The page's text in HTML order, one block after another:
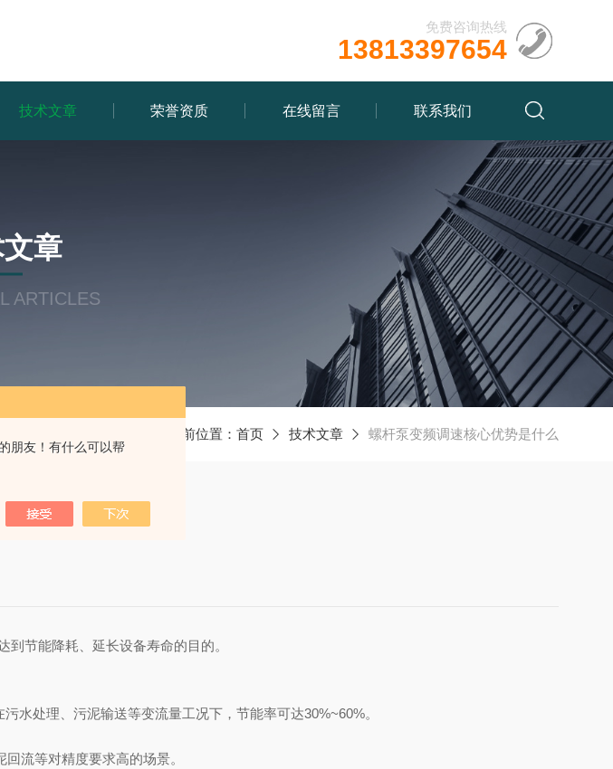
朋友！有什么可以帮
免费咨询热线
13813397654
技术文章 荣誉资质 在线留言 联系我们
章
ARTICLES
当前位置： 首页 技术文章 螺杆泵变频调速核心优势是什么
节能降耗、延长设备寿命的目的。
水处理、污泥输送等变流量工况下，‌节能率可达30%~60%‌。
流等对精度要求高的场景。